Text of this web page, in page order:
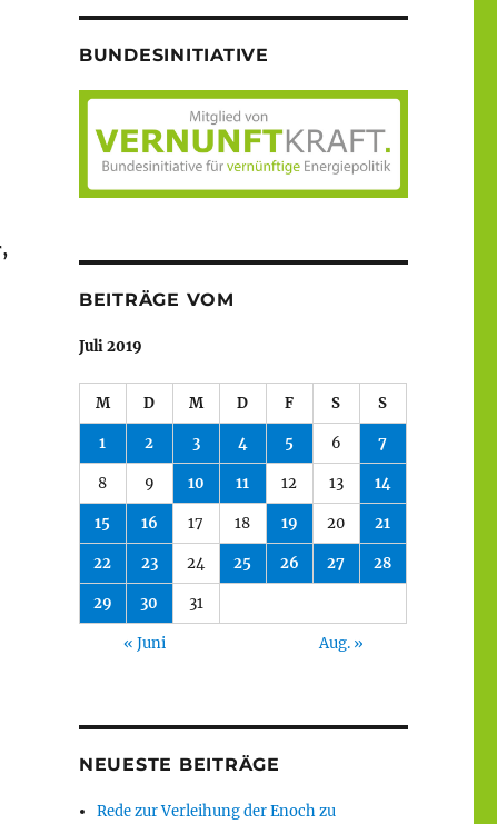
BUNDESINITIATIVE
BEITRÄGE VOM
Juli 2019
M D M D F S S
1 2 3 4 5 6 7
8 9 10 11 12 13 14
15 16 17 18 19 20 21
22 23 24 25 26 27 28
29 30 31
« Juni Aug. »
NEUESTE BEITRÄGE
Rede zur Verleihung der Enoch zu